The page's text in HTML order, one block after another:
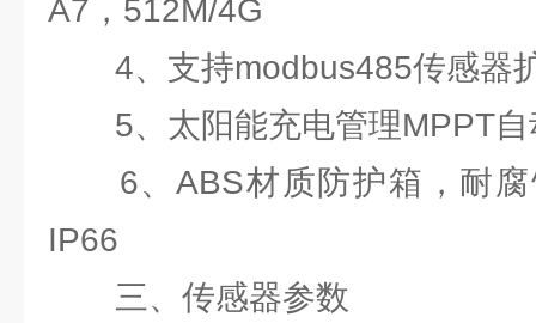
A7，512M/4G
4、支持modbus485传感器
5、太阳能充电管理MPPT自
6、ABS材质防护箱，耐腐
IP66
三、传感器参数